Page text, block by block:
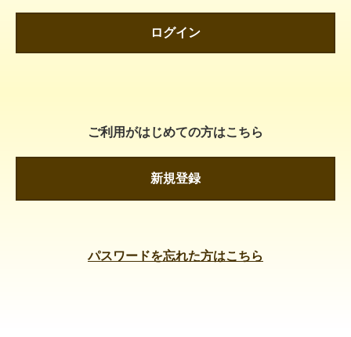
ログイン
ご利用がはじめての方はこちら
新規登録
パスワードを忘れた方はこちら